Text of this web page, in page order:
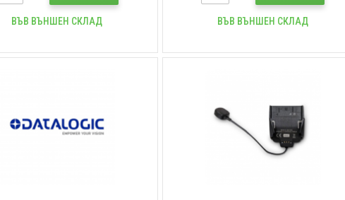
ВЪВ ВЪНШЕН СКЛАД ВЪВ ВЪНШЕН СКЛАД